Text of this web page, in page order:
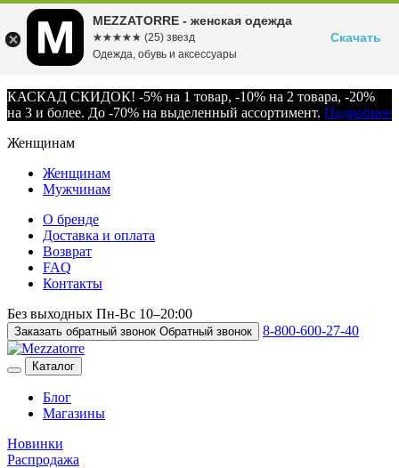
КАСКАД СКИДОК! -5% на 1 товар, -10% на 2 товара, -20%
на 3 и более. До -70% на выделенный ассортимент. Подробнее
Женщинам
Женщинам
Мужчинам
О бренде
Доставка и оплата
Возврат
FAQ
Контакты
Без выходных Пн-Вс 10–20:00
Заказать обратный звонок Обратный звонок 8-800-600-27-40
Каталог
Блог
Магазины
Новинки
Распродажа
MEZZATORRE - женская одежда
☆☆☆☆☆
★★★★★ (25) звезд
Одежда, обувь и аксессуары
Скачать